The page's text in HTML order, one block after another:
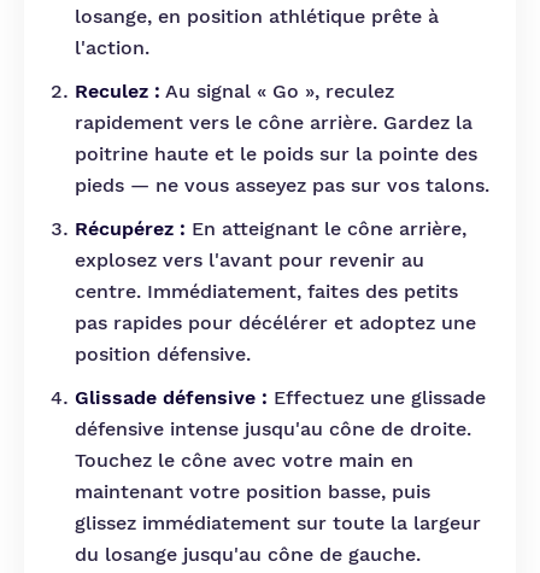
losange, en position athlétique prête à
l'action.
Reculez : Au signal « Go », reculez
rapidement vers le cône arrière. Gardez la
poitrine haute et le poids sur la pointe des
pieds — ne vous asseyez pas sur vos talons.
Récupérez : En atteignant le cône arrière,
explosez vers l'avant pour revenir au
centre. Immédiatement, faites des petits
pas rapides pour décélérer et adoptez une
position défensive.
Glissade défensive : Effectuez une glissade
défensive intense jusqu'au cône de droite.
Touchez le cône avec votre main en
maintenant votre position basse, puis
glissez immédiatement sur toute la largeur
du losange jusqu'au cône de gauche.